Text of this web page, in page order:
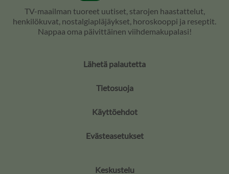
TV-maailman tuoreet uutiset, starojen haastattelut,
henkilökuvat, nostalgiapläjäykset, horoskooppi ja reseptit.
Nappaa oma päivittäinen viihdemakupalasi!
Lähetä palautetta
Tietosuoja
Käyttöehdot
Evästeasetukset
Keskustelu